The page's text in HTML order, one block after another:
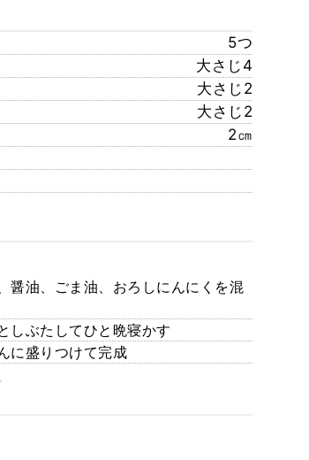
5つ
大さじ4
大さじ2
大さじ2
2㎝
油、ごま油、おろしにんにくを混
ぶたしてひと晩寝かす
に盛りつけて完成